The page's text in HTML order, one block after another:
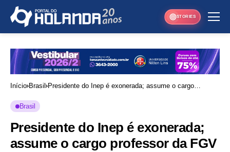
STORIES
Início Brasil
Presidente do Inep é exonerada; assume o cargo
Brasil
Presidente do Inep é exonerada;
assume o cargo professor da FGV